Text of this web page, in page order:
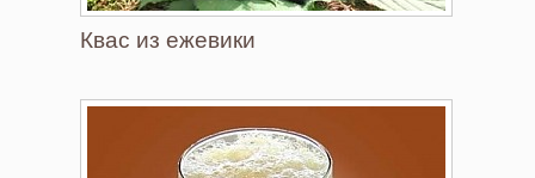
Квас из ежевики